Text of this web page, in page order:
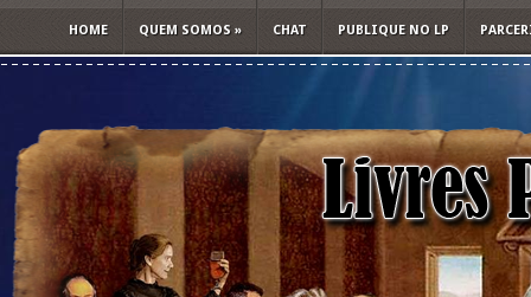
HOME QUEM SOMOS » CHAT PUBLIQUE NO LP